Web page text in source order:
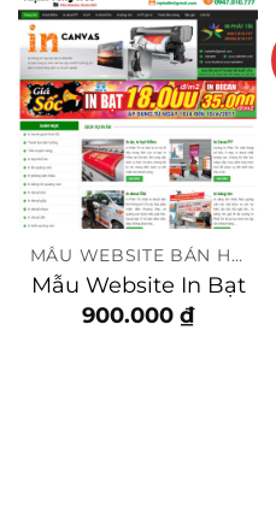
MẪU WEBSITE BÁN HÀNG
Mẫu Website In Bạt
900.000 ₫